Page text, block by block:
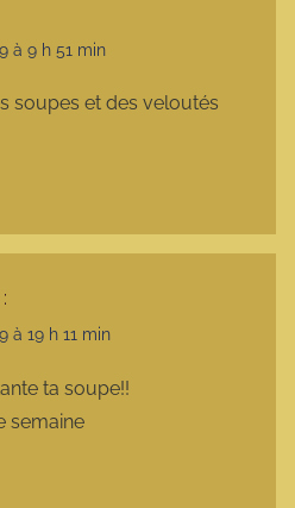
à 9 h 51 min
soupes et des veloutés
à 19 h 11 min
ta soupe!!
semaine